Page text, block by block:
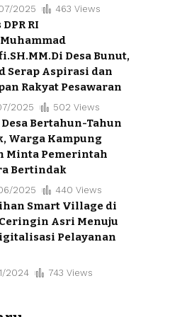
2025 463 Views
DPR RI
Desa Bunut,
Serap Aspirasi dan
Rakyat Pesawaran
2025 502 Views
Desa Bertahun-Tahun
Warga Kampung
Minta Pemerintah
Bertindak
2025 440 Views
Smart Village di
Ceringin Asri Menuju
Pelayanan
2024 743 Views